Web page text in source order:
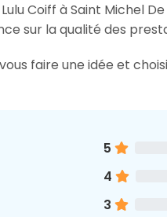
Coiff à Saint Michel
sur la qualité des
faire une idée et
5
4
3